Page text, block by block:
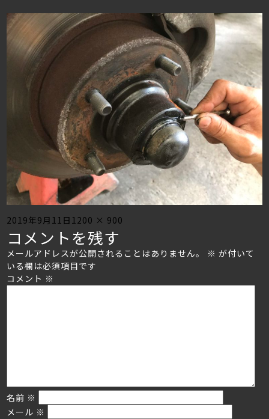
Posted
on
2019年9月11日 Full
size
1200 × 900
コメントを残す
メールアドレスが公開されることはありません。 ※ が付いて
いる欄は必須項目です
コメント ※
名前 ※
メール ※